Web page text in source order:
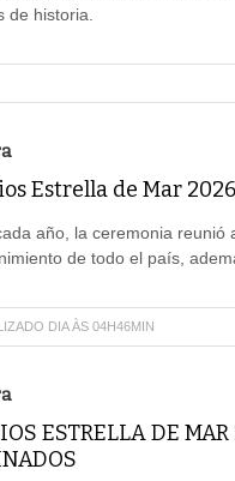
de historia.
Estrella de Mar
año, la ceremonia reunió
de todo el país,
DIA ÀS 04H46MIN
ESTRELLA DE